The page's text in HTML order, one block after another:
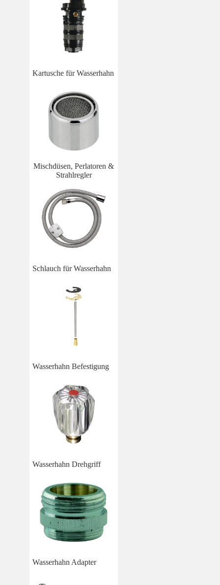
Kartusche für Wasserhahn
Mischdüsen, Perlatoren &
Strahlregler
Schlauch für Wasserhahn
Wasserhahn Befestigung
Wasserhahn Drehgriff
Wasserhahn Adapter